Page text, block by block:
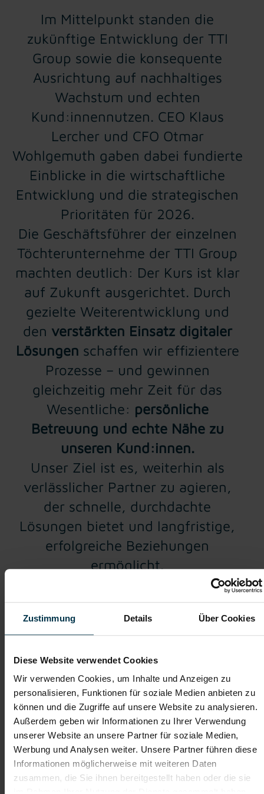
Zustimmung Details Über Cookies
Diese Website verwendet Cookies
Wir verwenden Cookies, um Inhalte und Anzeigen zu
personalisieren, Funktionen für soziale Medien anbieten zu
können und die Zugriffe auf unsere Website zu analysieren.
Außerdem geben wir Informationen zu Ihrer Verwendung
unserer Website an unsere Partner für soziale Medien,
Werbung und Analysen weiter. Unsere Partner führen diese
Informationen möglicherweise mit weiteren Daten
zusammen, die Sie ihnen bereitgestellt haben oder die sie
Im Mittelpunkt standen die
zukünftige Entwicklung der TTI
Group sowie die konsequente
Ausrichtung auf nachhaltiges
Wachstum und echten
Kund:innennutzen. CEO Klaus
Lercher und CFO Otmar
Wohlgemuth gaben dabei fundierte
Einblicke in die wirtschaftliche
Entwicklung und die strategischen
Prioritäten für 2026.
Die Geschäftsführer der einzelnen
Töchterunternehme der TTI Group
machten deutlich: Der Kurs ist klar
auf Zukunft ausgerichtet. Durch
gezielte Weiterentwicklung und
den verstärkten Einsatz digitaler
Lösungen schaffen wir effizientere
Prozesse – und gewinnen
gleichzeitig mehr Zeit für das
Wesentliche: persönliche
Betreuung und echte Nähe zu
unseren Kund:innen.
Unser Ziel ist es, weiterhin als
verlässlicher Partner zu agieren,
der schnelle, durchdachte
Lösungen bietet und langfristige,
erfolgreiche Beziehungen
ermöglicht.